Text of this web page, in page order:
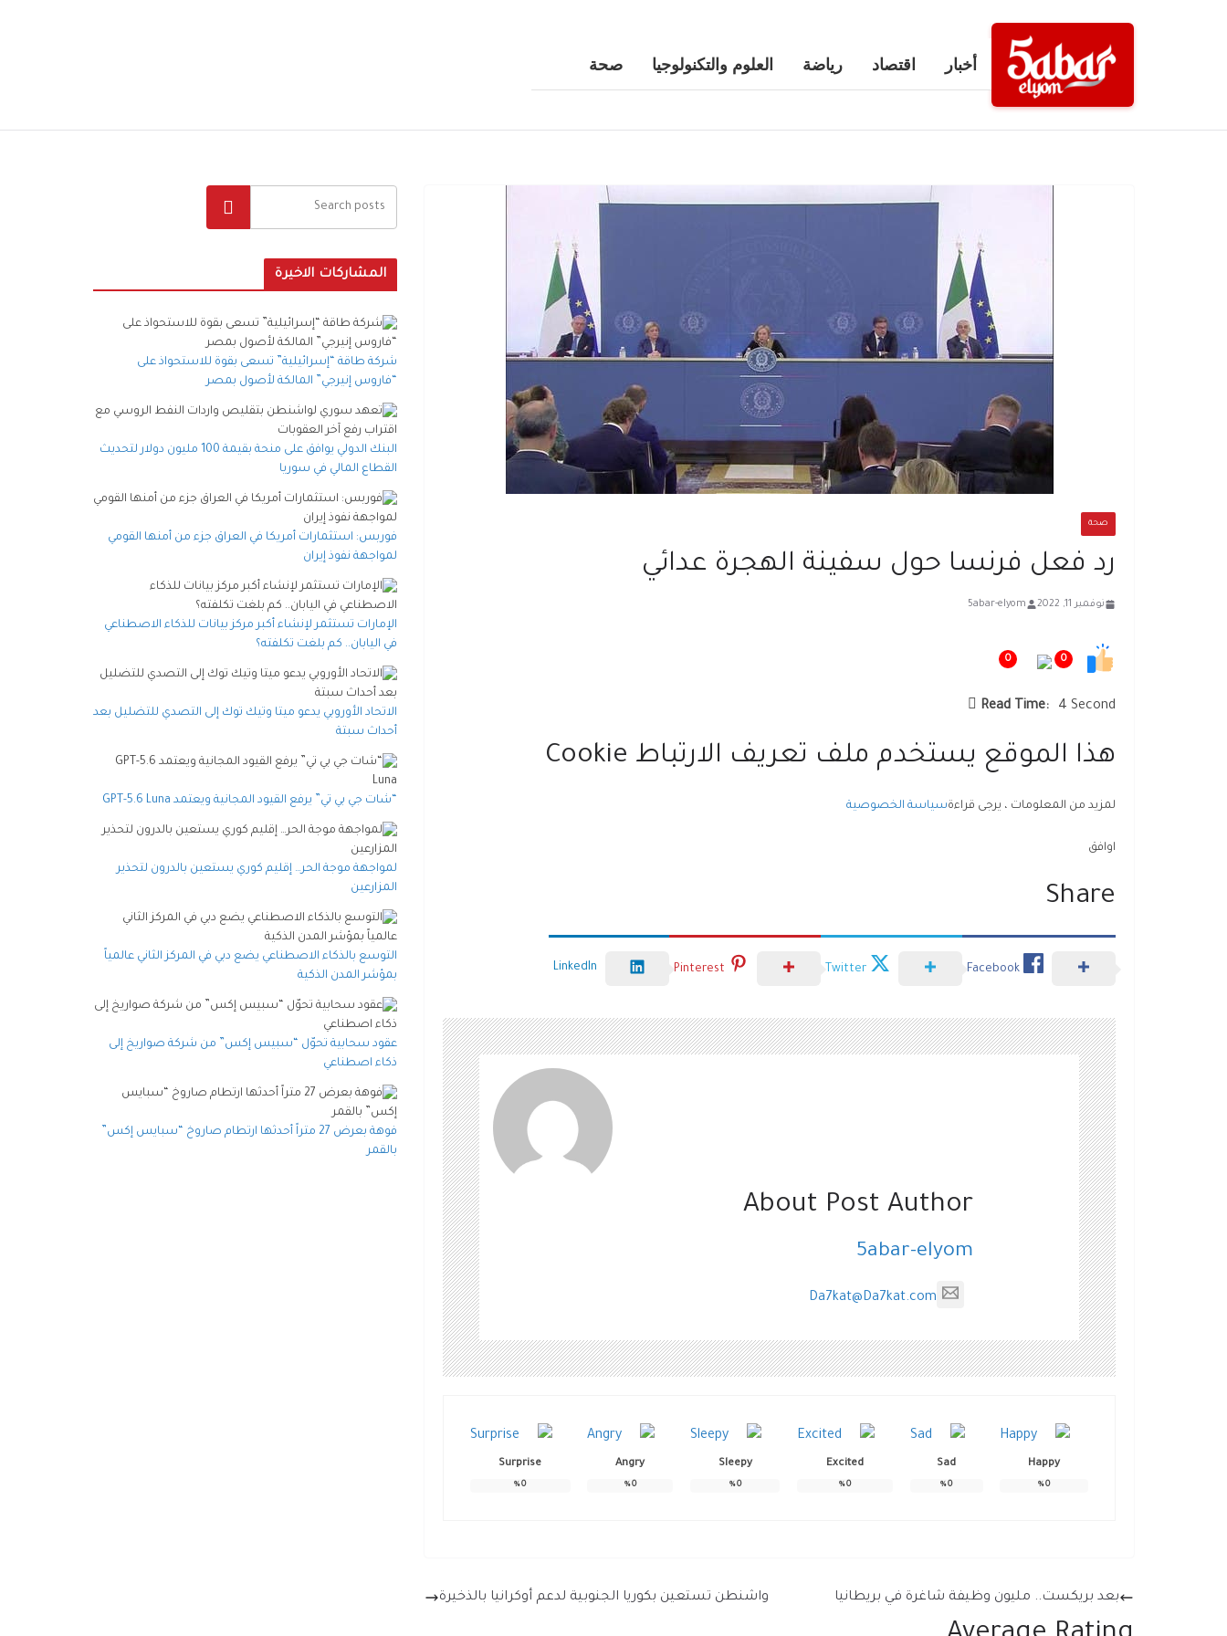
أخبار اقتصاد رياضة العلوم والتكنولوجيا صحة
صحة
رد فعل فرنسا حول سفينة الهجرة عدائي
نوفمبر 11, 2022 5abar-elyom
0
0
Read Time: 4 Second
هذا الموقع يستخدم ملف تعريف الارتباط Cookie
لمزيد من المعلومات ، يرجى قراءةسياسة الخصوصية
اوافق
Share
Facebook
Twitter
Pinterest
LinkedIn
About Post Author
5abar-elyom
Da7kat@Da7kat.com
Happy
0
%
Sad
0
%
Excited
0
%
Sleepy
0
%
Angry
0
%
Surprise
0
%
بعد بريكست.. مليون وظيفة شاغرة في بريطانيا واشنطن تستعين بكوريا الجنوبية لدعم أوكرانيا بالذخيرة
المشاركات الاخيرة
شركة طاقة “إسرائيلية” تسعى بقوة للاستحواذ على
“فاروس إنيرجي” المالكة لأصول بمصر
البنك الدولي يوافق على منحة بقيمة 100 مليون دولار لتحديث
القطاع المالي في سوريا
فوربس: استثمارات أمريكا في العراق جزء من أمنها القومي
لمواجهة نفوذ إيران
الإمارات تستثمر لإنشاء أكبر مركز بيانات للذكاء الاصطناعي
في اليابان.. كم بلغت تكلفته؟
الاتحاد الأوروبي يدعو ميتا وتيك توك إلى التصدي للتضليل بعد
أحداث سبتة
“شات جي بي تي” يرفع القيود المجانية ويعتمد GPT-5.6 Luna
لمواجهة موجة الحر… إقليم كوري يستعين بالدرون لتحذير
المزارعين
التوسع بالذكاء الاصطناعي يضع دبي في المركز الثاني عالمياً
بمؤشر المدن الذكية
عقود سحابية تحوّل “سبيس إكس” من شركة صواريخ إلى
ذكاء اصطناعي
فوهة بعرض 27 متراً أحدثها ارتطام صاروخ “سبايس إكس”
بالقمر